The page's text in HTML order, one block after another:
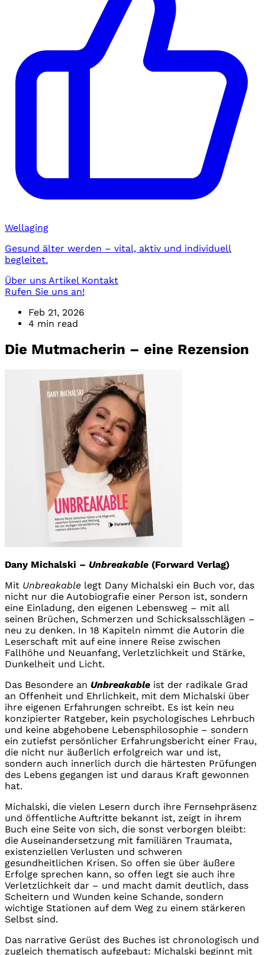
Wellaging
Gesund älter werden – vital, aktiv und individuell
begleitet.
Über uns Artikel Kontakt
Rufen Sie uns an!
Feb 21, 2026
4 min read
Die Mutmacherin – eine Rezension
Dany Michalski – Unbreakable (Forward Verlag)
Mit Unbreakable legt Dany Michalski ein Buch vor, das
nicht nur die Autobiografie einer Person ist, sondern
eine Einladung, den eigenen Lebensweg – mit all
seinen Brüchen, Schmerzen und Schicksalsschlägen –
neu zu denken. In 18 Kapiteln nimmt die Autorin die
Leserschaft mit auf eine innere Reise zwischen
Fallhöhe und Neuanfang, Verletzlichkeit und Stärke,
Dunkelheit und Licht.
Das Besondere an Unbreakable ist der radikale Grad
an Offenheit und Ehrlichkeit, mit dem Michalski über
ihre eigenen Erfahrungen schreibt. Es ist kein neu
konzipierter Ratgeber, kein psychologisches Lehrbuch
und keine abgehobene Lebensphilosophie – sondern
ein zutiefst persönlicher Erfahrungsbericht einer Frau,
die nicht nur äußerlich erfolgreich war und ist,
sondern auch innerlich durch die härtesten Prüfungen
des Lebens gegangen ist und daraus Kraft gewonnen
hat.
Michalski, die vielen Lesern durch ihre Fernsehpräsenz
und öffentliche Auftritte bekannt ist, zeigt in ihrem
Buch eine Seite von sich, die sonst verborgen bleibt:
die Auseinandersetzung mit familiären Traumata,
existenziellen Verlusten und schweren
gesundheitlichen Krisen. So offen sie über äußere
Erfolge sprechen kann, so offen legt sie auch ihre
Verletzlichkeit dar – und macht damit deutlich, dass
Scheitern und Wunden keine Schande, sondern
wichtige Stationen auf dem Weg zu einem stärkeren
Selbst sind.
Das narrative Gerüst des Buches ist chronologisch und
zugleich thematisch aufgebaut: Michalski beginnt mit